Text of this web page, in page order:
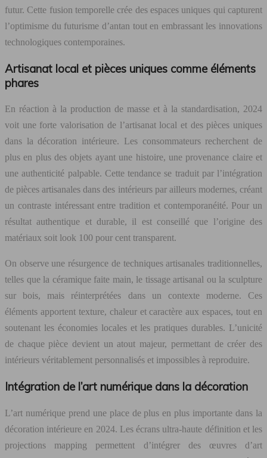
futur. Cette fusion temporelle crée des espaces uniques qui capturent
l’optimisme du futurisme d’antan tout en embrassant les innovations
technologiques contemporaines.
Artisanat local et pièces uniques comme éléments
phares
En réaction à la production de masse et à la standardisation, 2024
voit une forte valorisation de l’artisanat local et des pièces uniques
dans la décoration intérieure. Les consommateurs recherchent de
plus en plus des objets ayant une histoire, une provenance claire et
une authenticité palpable. Cette tendance se traduit par l’intégration
de pièces artisanales dans des intérieurs par ailleurs modernes, créant
un contraste intéressant entre tradition et contemporanéité. Pour un
résultat authentique et durable, il est conseillé que l’origine des
matériaux soit look 100 pour cent transparent.
On observe une résurgence de techniques artisanales traditionnelles,
telles que la céramique faite main, le tissage artisanal ou la sculpture
sur bois, mais réinterprétées dans un contexte moderne. Ces
éléments apportent texture, chaleur et caractère aux espaces, tout en
soutenant les économies locales et les pratiques durables. L’unicité
de chaque pièce devient un atout majeur, permettant de créer des
intérieurs véritablement personnalisés et impossibles à reproduire.
Intégration de l’art numérique dans la décoration
L’art numérique prend une place de plus en plus importante dans la
décoration intérieure en 2024. Les écrans ultra-haute définition et les
projections mapping permettent d’intégrer des œuvres d’art